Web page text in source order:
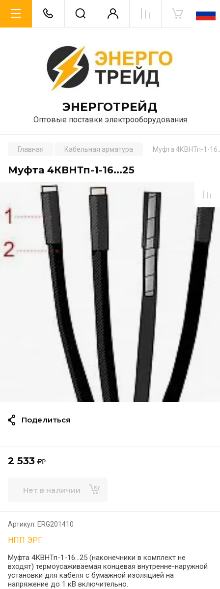
ЭНЕРГОТРЕЙД
Оптовые поставки электрооборудования
Главная Кабельная арматура Муфта 4КВНТп-1-
Муфта 4КВНТп-1-16...25
2 533 ₽
Нет в наличии
Артикул: ERG201410
НПП ЭРГ
Муфта 4КВНТп-1-16…25 (наконечники в комплект не
входят) термоусаживаемая концевая внутренне-наружной
установки для кабеля с бумажной изоляцией на
напряжение до 1 кВ включительно.
Поделиться